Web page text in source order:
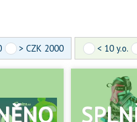
> CZK 2000 < 10 y.o.